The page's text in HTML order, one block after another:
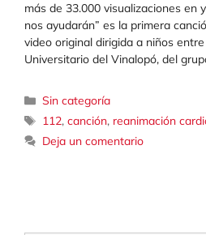
más de 33.000 visualizaciones en
nos ayudarán” es la primera
video original dirigida a niños
Universitario del Vinalopó, del
Categorías
Sin categoría
Etiquetas
112,canción, reanimación
Deja un comentario